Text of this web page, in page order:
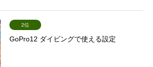
2位
GoPro12 ダイビングで使える設定